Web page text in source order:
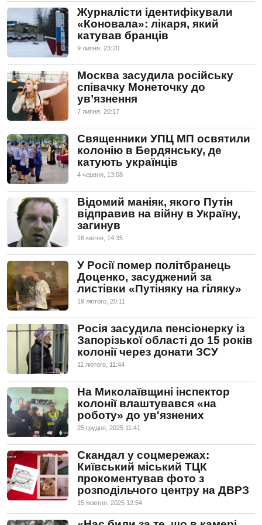
Журналісти ідентифікували
«Коновала»: лікаря, який
катував бранців
9 липня, 23:20
Москва засудила російську
співачку Монеточку до
ув’язнення
7 липня, 20:17
Священники УПЦ МП освятили
колонію в Бердянську, де
катують українців
4 червня, 13:08
Відомий маніяк, якого Путін
відправив на війну в Україну,
загинув
16 квiтня, 14:35
У Росії помер політбранець
Доценко, засуджений за
листівки «Путіняку на гіляку»
19 лютого, 20:11
Росія засудила пенсіонерку із
Запорізької області до 15 років
колонії через донати ЗСУ
11 лютого, 11:44
На Миколаївщині інспектор
колонії влаштувався «на
роботу» до ув'язнених
25 грудня, 2025 11:41
Скандал у соцмережах:
Київський міський ТЦК
прокоментував фото з
розподільчого центру на ДВРЗ
15 жовтня, 2025 12:54